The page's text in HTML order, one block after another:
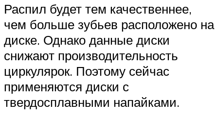
Распил будет тем качественнее,
чем больше зубьев расположено на
диске. Однако данные диски
снижают производительность
циркулярок. Поэтому сейчас
применяются диски с
твердосплавными напайками.